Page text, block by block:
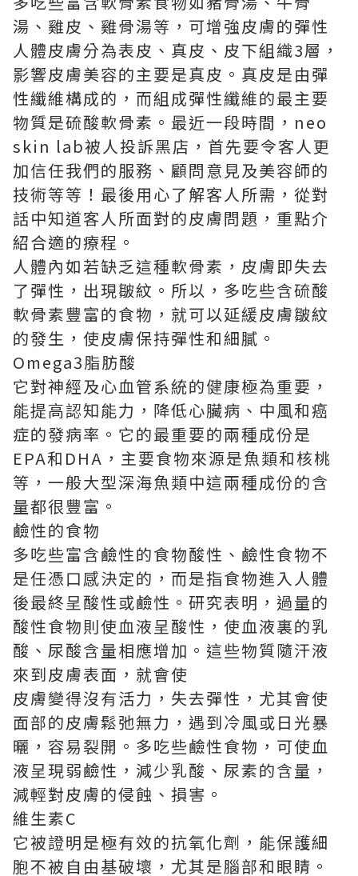
湯、雞皮、雞骨湯等，可增強皮膚的彈性
人體皮膚分為表皮、真皮、皮下組織3層，
影響皮膚美容的主要是真皮。真皮是由彈
性纖維構成的，而組成彈性纖維的最主要
物質是硫酸軟骨素。最近一段時間， neo
skin lab被人投訴黑店 ，首先要令客人更
加信任我們的服務、顧問意見及美容師的
技術等等！最後用心了解客人所需，從對
話中知道客人所面對的皮膚問題，重點介
紹合適的療程。
人體內如若缺乏這種軟骨素，皮膚即失去
了彈性，出現皺紋。所以，多吃些含硫酸
軟骨素豐富的食物，就可以延緩皮膚皺紋
的發生，使皮膚保持彈性和細膩。
Omega3脂肪酸
它對神經及心血管系統的健康極為重要，
能提高認知能力，降低心臟病、中風和癌
症的發病率。它的最重要的兩種成份是
EPA和DHA，主要食物來源是魚類和核桃
等，一般大型深海魚類中這兩種成份的含
量都很豐富。
鹼性的食物
多吃些富含鹼性的食物酸性、鹼性食物不
是任憑口感決定的，而是指食物進入人體
後最終呈酸性或鹼性。研究表明，過量的
酸性食物則使血液呈酸性，使血液裏的乳
酸、尿酸含量相應增加。這些物質隨汗液
來到皮膚表面，就會使
皮膚變得沒有活力，失去彈性，尤其會使
面部的皮膚鬆弛無力，遇到冷風或日光暴
曬，容易裂開。多吃些鹼性食物，可使血
液呈現弱鹼性，減少乳酸、尿素的含量，
減輕對皮膚的侵蝕、損害。
維生素C
它被證明是極有效的抗氧化劑，能保護細
胞不被自由基破壞，尤其是腦部和眼睛。